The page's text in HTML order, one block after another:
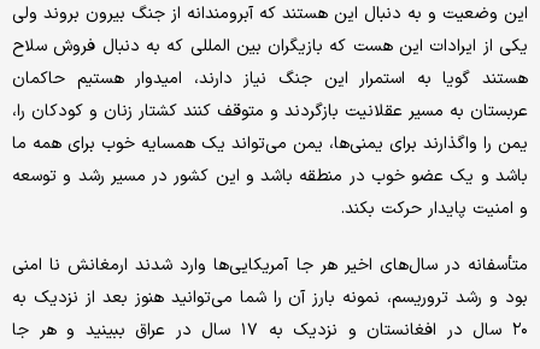
این وضعیت و به دنبال این هستند که آبرومندانه از جنگ بیرون بروند ولی
یکی از ایرادات این هست که بازیگران بین المللی که به دنبال فروش سلاح
هستند گویا به استمرار این جنگ نیاز دارند، امیدوار هستیم حاکمان
عربستان به مسیر عقلانیت بازگردند و متوقف کنند کشتار زنان و کودکان را،
یمن را واگذارند برای یمنی‌ها، یمن می‌تواند یک همسایه خوب برای همه ما
باشد و یک عضو خوب در منطقه باشد و این کشور در مسیر رشد و توسعه
و امنیت پایدار حرکت بکند.
متأسفانه در سال‌های اخیر هر جا آمریکایی‌ها وارد شدند ارمغانش نا امنی
بود و رشد تروریسم، نمونه بارز آن را شما می‌توانید هنوز بعد از نزدیک به
۲۰ سال در افغانستان و نزدیک به ۱۷ سال در عراق ببینید و هر جا